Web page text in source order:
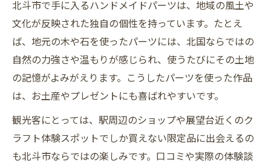
北斗市で手に入るハンドメイドパーツは、地域の風土や
文化が反映された独自の個性を持っています。たとえ
ば、地元の木や石を使ったパーツには、北国ならではの
自然の力強さや温もりが感じられ、使うたびにその土地
の記憶がよみがえります。こうしたパーツを使った作品
は、お土産やプレゼントにも喜ばれやすいです。
観光客にとっては、駅周辺のショップや展望台近くのク
ラフト体験スポットでしか買えない限定品に出会えるの
も北斗市ならではの楽しみです。口コミや実際の体験談